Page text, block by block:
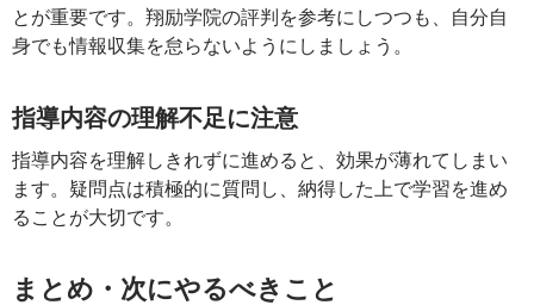
とが重要です。翔励学院の評判を参考にしつつも、自分自
身でも情報収集を怠らないようにしましょう。
指導内容の理解不足に注意
指導内容を理解しきれずに進めると、効果が薄れてしまい
ます。疑問点は積極的に質問し、納得した上で学習を進め
ることが大切です。
まとめ・次にやるべきこと